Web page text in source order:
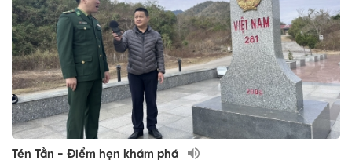
Tén Tằn - Điểm hẹn khám phá